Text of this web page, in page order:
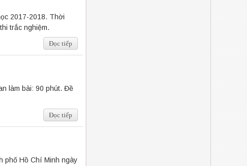
2017-2018. Thời
trắc nghiệm.
Đọc tiếp
làm bài: 90 phút. Đề
Đọc tiếp
phố Hồ Chí Minh ngày